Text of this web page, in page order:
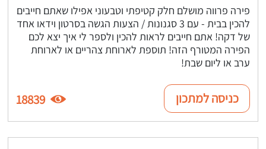
פירה פרווה מושלם חלק קטיפתי וטבעוני אפילו שאתם חייבים
להכין בבית - עם 3 סגנונות / הצעות הגשה בסרטון וידאו אחד
של דקה! אתם חייבים לראות להכין ולספר לי איך יצא לכם
הפירה המטורף הזה! תוספת לארוחת צהריים או לארוחת
ערב או ליום שבת!
כניסה למתכון 18839